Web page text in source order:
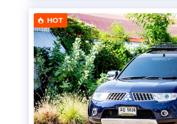
HOT